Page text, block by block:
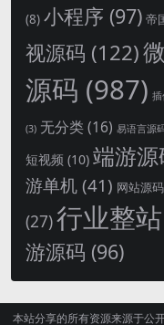
(8) 小程序 (97) 帝
视源码 (122)
源码 (987) 插
(3) 无分类(16) 易语言源
短视频 (10) 端游源
游单机 (41) 网站源码
(27)行业整站
游源码 (96)
本站分享的所有资源来源于公